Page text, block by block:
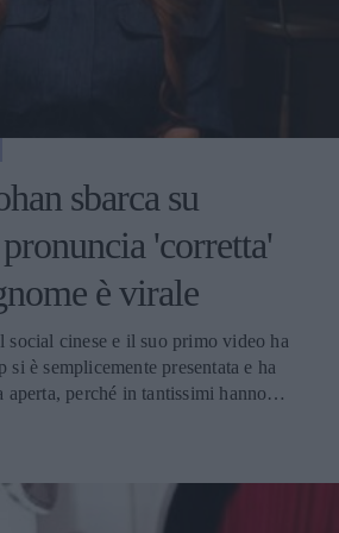
sbarca su
'corretta'
è virale
social cinese e il suo primo video ha
è semplicemente presentata e ha
aperta, perché in tantissimi hanno
tutti l’abbiamo sempre